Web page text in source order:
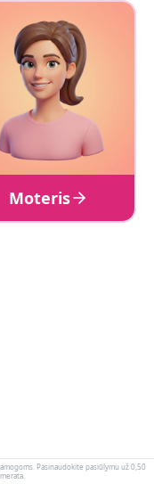
Moteris
Pasinaudokite pasiūlymu už 0,50